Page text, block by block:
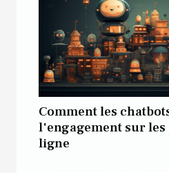
Comment les
l'engagement sur
ligne